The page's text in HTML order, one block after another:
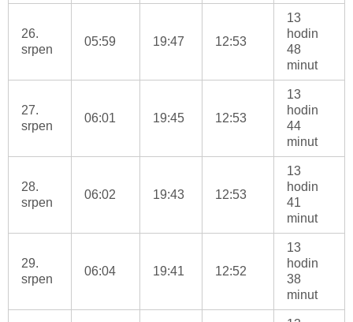
26.
srpen
05:59 19:47 12:53
13
hodin
48
minut
27.
srpen
06:01 19:45 12:53
13
hodin
44
minut
28.
srpen
06:02 19:43 12:53
13
hodin
41
minut
29.
srpen
06:04 19:41 12:52
13
hodin
38
minut